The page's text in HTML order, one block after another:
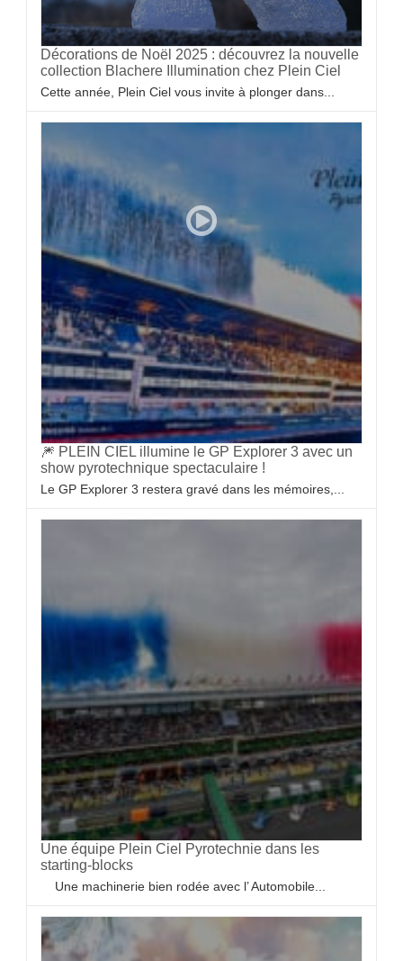
Décorations de Noël 2025 : découvrez la nouvelle
collection Blachere Illumination chez Plein Ciel
Cette année, Plein Ciel vous invite à plonger dans...
🎆 PLEIN CIEL illumine le GP Explorer 3 avec un
show pyrotechnique spectaculaire !
Le GP Explorer 3 restera gravé dans les mémoires,...
Une équipe Plein Ciel Pyrotechnie dans les
starting-blocks
Une machinerie bien rodée avec l’ Automobile...